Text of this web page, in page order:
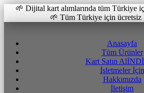
🌱 Dijital kart alımlarında tüm Türkiye
🌱 Tüm Türkiye için ücretsiz
Anasayfa
Tüm Ürünler
Kart Satın Al
İşletmeler İçin
Hakkımızda
İletişim